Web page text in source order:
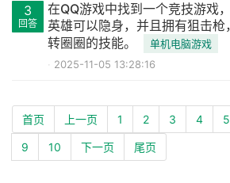
3
回答
在QQ游戏中找到一个竞技游戏
英雄可以隐身，并且拥有狙击
转圈圈的技能。
单机电脑游戏
2025-11-05 13:28:16
首页 上一页 1 2 3 4 5
9 10 下一页 尾页